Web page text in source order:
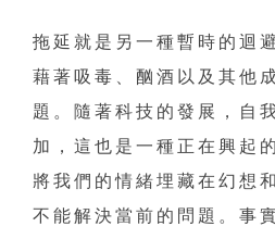
拖延就是另一種暫時的迴
藉著吸毒、酗酒以及其他
題。隨著科技的發展，自
加，這也是一種正在興起
將我們的情緒埋藏在幻想
不能解決當前的問題。事